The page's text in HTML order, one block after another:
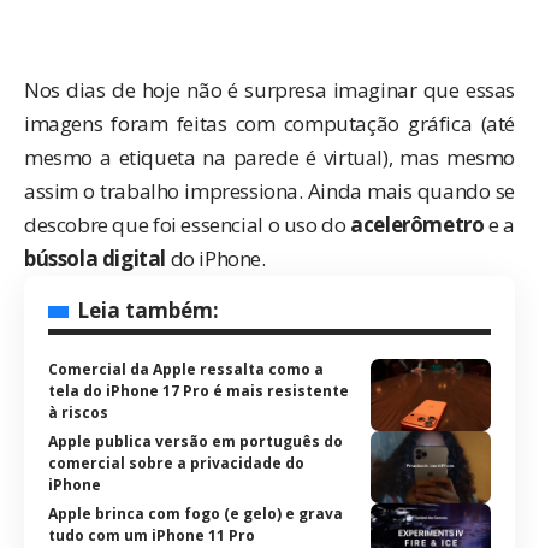
Nos dias de hoje não é surpresa imaginar que essas
imagens foram feitas com computação gráfica (até
mesmo a etiqueta na parede é virtual), mas mesmo
assim o trabalho impressiona. Ainda mais quando se
descobre que foi essencial o uso do acelerômetroe a
bússola digital do iPhone.
Leia também:
Comercial da Apple ressalta como a
tela do iPhone 17 Pro é mais resistente
à riscos
Apple publica versão em português do
comercial sobre a privacidade do
iPhone
Apple brinca com fogo (e gelo) e grava
tudo com um iPhone 11 Pro